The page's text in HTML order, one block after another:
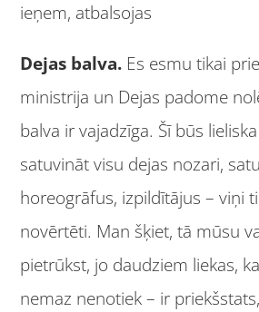
ieņem, atbalsojas
Dejas balva. Es esmu tikai
ministrija un Dejas padome
balva ir vajadzīga. Šī būs
satuvināt visu dejas nozari,
horeogrāfus, izpildītājus – viņi
novērtēti. Man šķiet, tā mūsu
pietrūkst, jo daudziem liekas,
nemaz nenotiek – ir